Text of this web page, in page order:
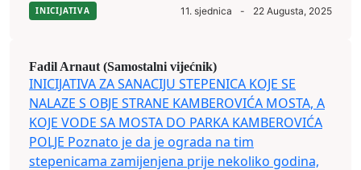
INICIJATIVA 11. sjednica - 22 Augusta, 2025
Fadil Arnaut (Samostalni vijećnik)
INICIJATIVA ZA SANACIJU STEPENICA KOJE SE
NALAZE S OBJE STRANE KAMBEROVIĆA MOSTA, A
KOJE VODE SA MOSTA DO PARKA KAMBEROVIĆA
POLJE Poznato je da je ograda na tim
stepenicama zamijenjena prije nekoliko godina,